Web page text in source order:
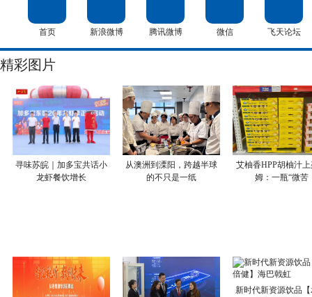
首页 新浪微博 腾讯微博 微信 飞天论坛
精彩图片
寻味苏皖｜加多宝共话小
龙虾餐饮增长
从澳洲到溧阳，跨越半球
的不只是一纸
艾柚香HPP胡柚汁
姆：一瓶“微苦
新时代新资源饮品